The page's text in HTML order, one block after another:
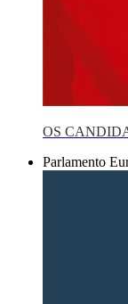
OS
Parlamento